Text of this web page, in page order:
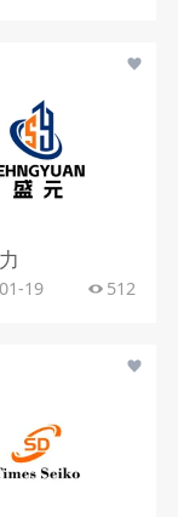
19 512